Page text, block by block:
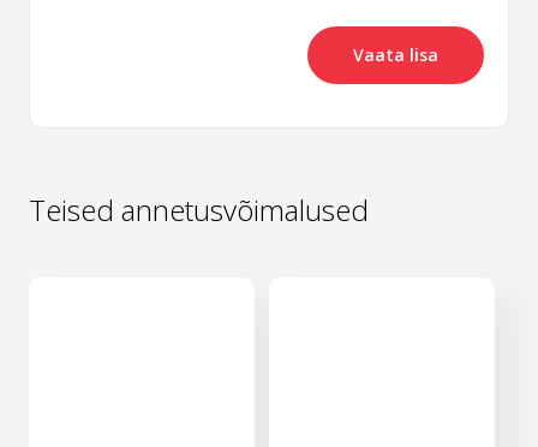
Vaata lisa
Teised annetusvõimalused